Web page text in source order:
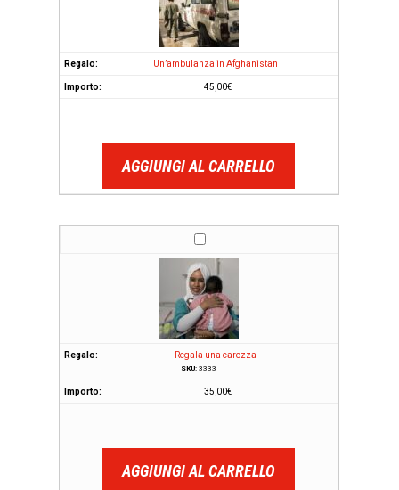
Un’ambulanza in Afghanistan
45,00€
AGGIUNGI AL CARRELLO
Regala una carezza
SKU: 3333
35,00€
AGGIUNGI AL CARRELLO